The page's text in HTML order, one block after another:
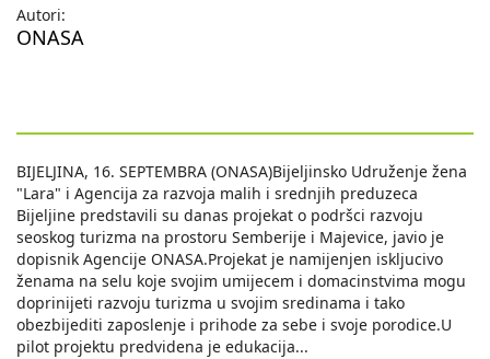
Autori:
ONASA
BIJELJINA, 16. SEPTEMBRA (ONASA)Bijeljinsko Udruženje žena
"Lara" i Agencija za razvoja malih i srednjih preduzeca
Bijeljine predstavili su danas projekat o podršci razvoju
seoskog turizma na prostoru Semberije i Majevice, javio je
dopisnik Agencije ONASA.Projekat je namijenjen iskljucivo
ženama na selu koje svojim umijecem i domacinstvima mogu
doprinijeti razvoju turizma u svojim sredinama i tako
obezbijediti zaposlenje i prihode za sebe i svoje porodice.U
pilot projektu predvidena je edukacija...